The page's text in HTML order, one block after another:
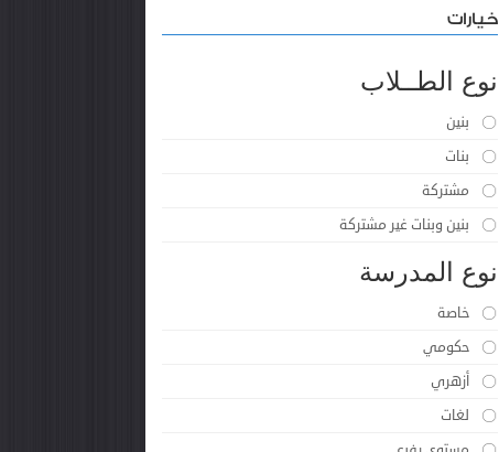
خيارات
نوع الطــلاب
بنين
بنات
مشتركة
بنين وبنات غير مشتركة
نوع المدرسة
خاصة
حكومي
أزهري
لغات